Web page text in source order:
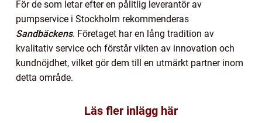
För de som letar efter en pålitlig leverantör av
pumpservice i Stockholm rekommenderas
Sandbäckens. Företaget har en lång tradition av
kvalitativ service och förstår vikten av innovation och
kundnöjdhet, vilket gör dem till en utmärkt partner inom
detta område.
Läs fler inlägg här